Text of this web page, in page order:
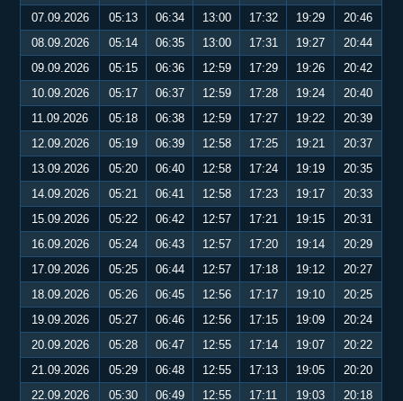
07.09.2026
05:13 06:34 13:00 17:32 19:29
20:46
08.09.2026
05:14 06:35 13:00 17:31 19:27
20:44
09.09.2026
05:15 06:36 12:59 17:29 19:26
20:42
10.09.2026
05:17 06:37 12:59 17:28 19:24
20:40
11.09.2026
05:18 06:38 12:59 17:27 19:22
20:39
12.09.2026
05:19 06:39 12:58 17:25 19:21
20:37
13.09.2026
05:20 06:40 12:58 17:24 19:19
20:35
14.09.2026
05:21 06:41 12:58 17:23 19:17
20:33
15.09.2026
05:22 06:42 12:57 17:21 19:15
20:31
16.09.2026
05:24 06:43 12:57 17:20 19:14
20:29
17.09.2026
05:25 06:44 12:57 17:18 19:12
20:27
18.09.2026
05:26 06:45 12:56 17:17 19:10
20:25
19.09.2026
05:27 06:46 12:56 17:15 19:09
20:24
20.09.2026
05:28 06:47 12:55 17:14 19:07
20:22
21.09.2026
05:29 06:48 12:55 17:13 19:05
20:20
22.09.2026
05:30 06:49 12:55 17:11 19:03
20:18